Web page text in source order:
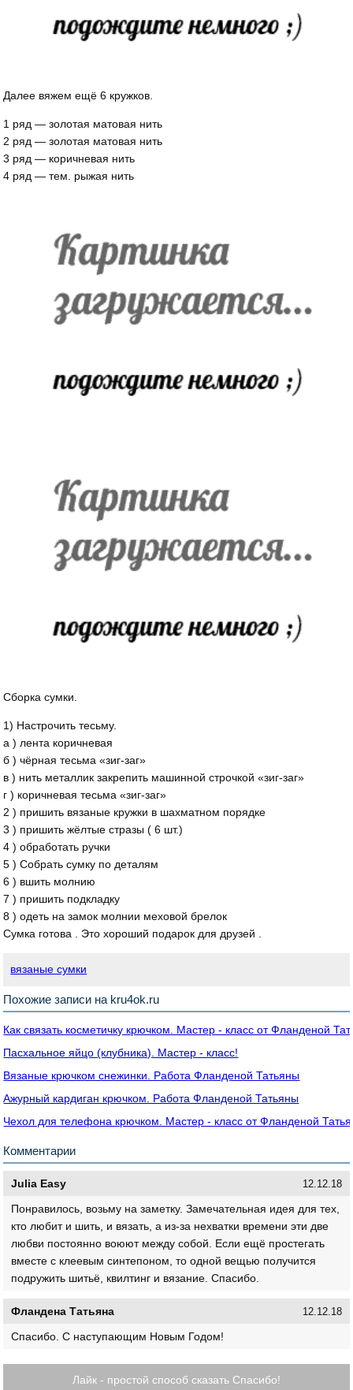
Далее вяжем ещё 6 кружков.
1 ряд — золотая матовая нить
2 ряд — золотая матовая нить
3 ряд — коричневая нить
4 ряд — тем. рыжая нить
Сборка сумки.
1) Настрочить тесьму.
а ) лента коричневая
б ) чёрная тесьма «зиг-заг»
в ) нить металлик закрепить машинной строчкой «зиг-заг»
г ) коричневая тесьма «зиг-заг»
2 ) пришить вязаные кружки в шахматном порядке
3 ) пришить жёлтые стразы ( 6 шт.)
4 ) обработать ручки
5 ) Собрать сумку по деталям
6 ) вшить молнию
7 ) пришить подкладку
8 ) одеть на замок молнии меховой брелок
Сумка готова . Это хороший подарок для друзей .
вязаные сумки
Похожие записи на kru4ok.ru
Как связать косметичку крючком. Мастер - класс от Фланденой
Пасхальное яйцо (клубника). Мастер - класс!
Вязаные крючком снежинки. Работа Фланденой Татьяны
Ажурный кардиган крючком. Работа Фланденой Татьяны
Чехол для телефона крючком. Мастер - класс от Фланденой
Комментарии
Julia Easy 12.12.18
Понравилось, возьму на заметку. Замечательная идея для тех,
кто любит и шить, и вязать, а из-за нехватки времени эти две
любви постоянно воюют между собой. Если ещё простегать
вместе с клеевым синтепоном, то одной вещью получится
подружить шитьё, квилтинг и вязание. Спасибо.
Фландена Татьяна 12.12.18
Спасибо. С наступающим Новым Годом!
Лайк - простой способ сказать Спасибо!